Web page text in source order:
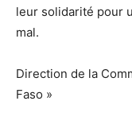
leur solidarité pour
mal.
Direction de la
Faso »